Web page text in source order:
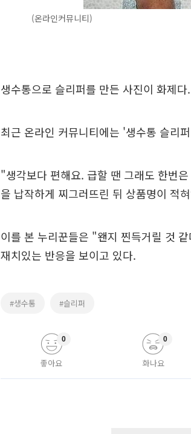
(온라인커뮤니티)
생수통으로 슬리퍼를 만든 사진이 화제다.
최근 온라인 커뮤니티에는 '생수통 슬리
"생각보다 편해요. 급할 땐 그래도 한번
을 납작하게 찌그러뜨린 뒤 상품명이 적
이를 본 누리꾼들은 "왠지 찐득거릴 것
재치있는 반응을 보이고 있다.
#생수통 #슬리퍼
좋아요
0
화나요
0